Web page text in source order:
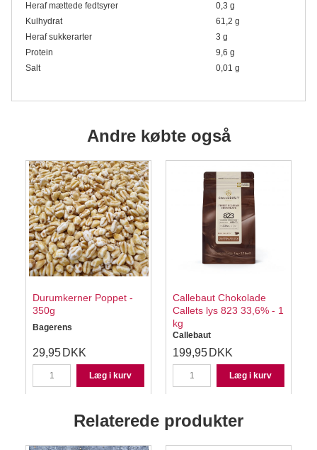
Heraf mættede fedtsyrer
0,3 g
Kulhydrat
61,2 g
Heraf sukkerarter
3 g
Protein
9,6 g
Salt
0,01 g
Andre købte også
Durumkerner Poppet -
350g
Bagerens
29,95 DKK
Læg i kurv
Callebaut Chokolade
Callets lys 823 33,6% - 1
kg
Callebaut
199,95 DKK
Læg i kurv
Relaterede produkter